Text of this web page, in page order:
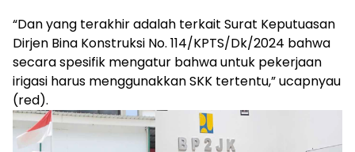
“Dan yang terakhir adalah terkait Surat Keputuasan
Dirjen Bina Konstruksi No. 114/KPTS/Dk/2024 bahwa
secara spesifik mengatur bahwa untuk pekerjaan
irigasi harus menggunakkan SKK tertentu,” ucapnyau
(red).